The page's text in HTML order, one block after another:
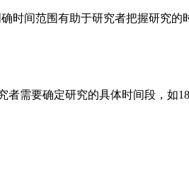
时间范围有助于研究者把握研究的
需要确定研究的具体时间段，如18